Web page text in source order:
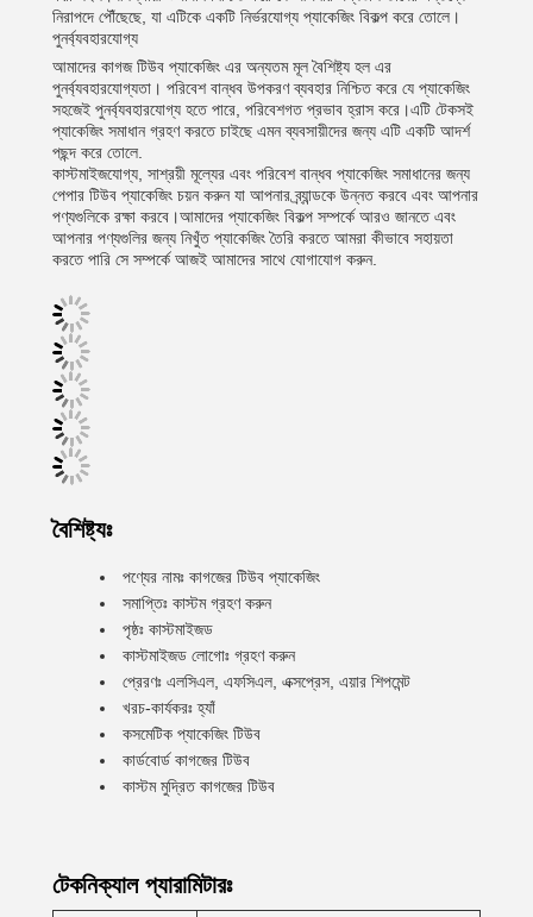
নিরাপদে পৌঁছেছে, যা এটিকে একটি নির্ভরযোগ্য প্যাকেজিং বিকল্প করে তোলে।
পুনর্ব্যবহারযোগ্য
আমাদের কাগজ টিউব প্যাকেজিং এর অন্যতম মূল বৈশিষ্ট্য হল এর
পুনর্ব্যবহারযোগ্যতা। পরিবেশ বান্ধব উপকরণ ব্যবহার নিশ্চিত করে যে প্যাকেজিং
সহজেই পুনর্ব্যবহারযোগ্য হতে পারে, পরিবেশগত প্রভাব হ্রাস করে।এটি টেকসই
প্যাকেজিং সমাধান গ্রহণ করতে চাইছে এমন ব্যবসায়ীদের জন্য এটি একটি আদর্শ
পছন্দ করে তোলে.
কাস্টমাইজযোগ্য, সাশ্রয়ী মূল্যের এবং পরিবেশ বান্ধব প্যাকেজিং সমাধানের জন্য
পেপার টিউব প্যাকেজিং চয়ন করুন যা আপনার ব্র্যান্ডকে উন্নত করবে এবং আপনার
পণ্যগুলিকে রক্ষা করবে।আমাদের প্যাকেজিং বিকল্প সম্পর্কে আরও জানতে এবং
আপনার পণ্যগুলির জন্য নিখুঁত প্যাকেজিং তৈরি করতে আমরা কীভাবে সহায়তা
করতে পারি সে সম্পর্কে আজই আমাদের সাথে যোগাযোগ করুন.
বৈশিষ্ট্যঃ
পণ্যের নামঃ কাগজের টিউব প্যাকেজিং
সমাপ্তিঃ কাস্টম গ্রহণ করুন
পৃষ্ঠঃ কাস্টমাইজড
কাস্টমাইজড লোগোঃ গ্রহণ করুন
প্রেরণঃ এলসিএল, এফসিএল, এক্সপ্রেস, এয়ার শিপমেন্ট
খরচ-কার্যকরঃ হ্যাঁ
কসমেটিক প্যাকেজিং টিউব
কার্ডবোর্ড কাগজের টিউব
কাস্টম মুদ্রিত কাগজের টিউব
টেকনিক্যাল প্যারামিটারঃ